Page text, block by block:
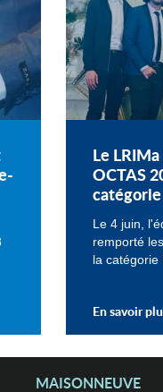
Le
OCTAS
Le 4 juin,
remporté
la catégorie
En savoir
MAISONNEUVE